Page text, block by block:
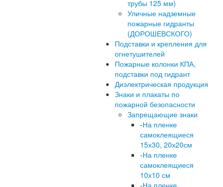
трубы 125 мм)
Уличные надземные
пожарные гидранты
(ДОРОШЕВСКОГО)
Подставки и крепления для
огнетушителей
Пожарные колонки КПА,
подставки под гидрант
Диэлектрическая продукция
Знаки и плакаты по
пожарной безопасности
Запрещающие знаки
-На пленке
самоклеящиеся
15х30, 20х20см
-На пленке
самоклеящиеся
10х10 см